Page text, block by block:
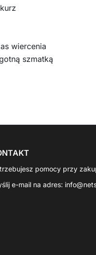
wiercenia
szmatką
pomocy przy
e-mail na adres: